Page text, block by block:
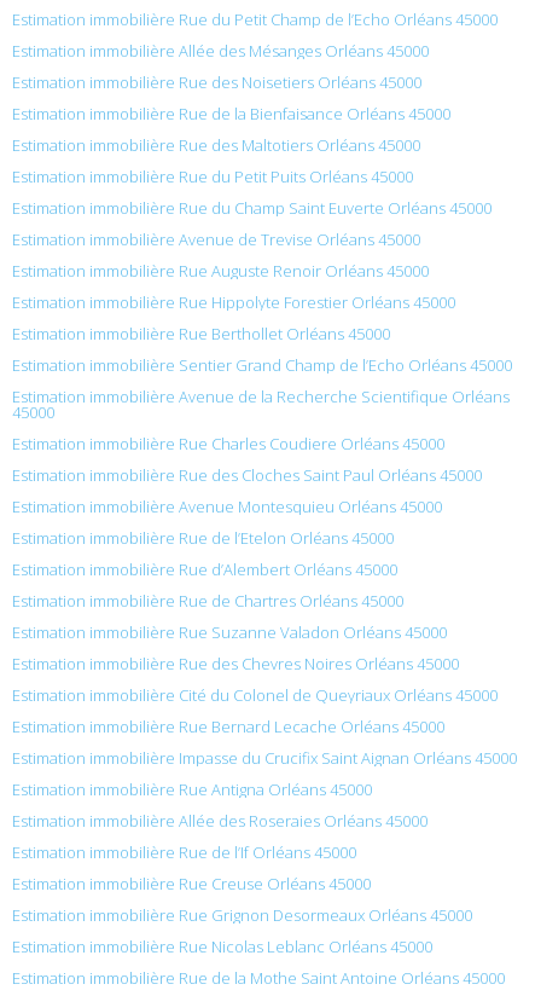
Estimation immobilière Rue du Petit Champ de l’Echo Orléans 45000
Estimation immobilière Allée des Mésanges Orléans 45000
Estimation immobilière Rue des Noisetiers Orléans 45000
Estimation immobilière Rue de la Bienfaisance Orléans 45000
Estimation immobilière Rue des Maltotiers Orléans 45000
Estimation immobilière Rue du Petit Puits Orléans 45000
Estimation immobilière Rue du Champ Saint Euverte Orléans 45000
Estimation immobilière Avenue de Trevise Orléans 45000
Estimation immobilière Rue Auguste Renoir Orléans 45000
Estimation immobilière Rue Hippolyte Forestier Orléans 45000
Estimation immobilière Rue Berthollet Orléans 45000
Estimation immobilière Sentier Grand Champ de l’Echo Orléans 45000
Estimation immobilière Avenue de la Recherche Scientifique Orléans
45000
Estimation immobilière Rue Charles Coudiere Orléans 45000
Estimation immobilière Rue des Cloches Saint Paul Orléans 45000
Estimation immobilière Avenue Montesquieu Orléans 45000
Estimation immobilière Rue de l’Etelon Orléans 45000
Estimation immobilière Rue d’Alembert Orléans 45000
Estimation immobilière Rue de Chartres Orléans 45000
Estimation immobilière Rue Suzanne Valadon Orléans 45000
Estimation immobilière Rue des Chevres Noires Orléans 45000
Estimation immobilière Cité du Colonel de Queyriaux Orléans 45000
Estimation immobilière Rue Bernard Lecache Orléans 45000
Estimation immobilière Impasse du Crucifix Saint Aignan Orléans 45000
Estimation immobilière Rue Antigna Orléans 45000
Estimation immobilière Allée des Roseraies Orléans 45000
Estimation immobilière Rue de l’If Orléans 45000
Estimation immobilière Rue Creuse Orléans 45000
Estimation immobilière Rue Grignon Desormeaux Orléans 45000
Estimation immobilière Rue Nicolas Leblanc Orléans 45000
Estimation immobilière Rue de la Mothe Saint Antoine Orléans 45000